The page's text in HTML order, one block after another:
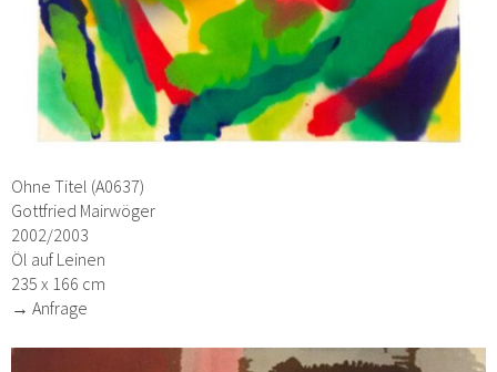
Ohne Titel (A0637)
Gottfried Mairwöger
2002/2003
Öl auf Leinen
235 x 166 cm
→ Anfrage